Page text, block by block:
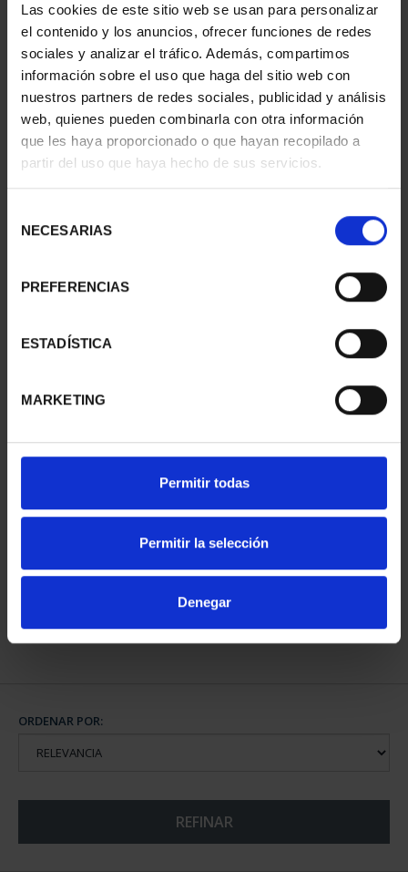
Las cookies de este sitio web se usan para personalizar
el contenido y los anuncios, ofrecer funciones de redes
sociales y analizar el tráfico. Además, compartimos
información sobre el uso que haga del sitio web con
nuestros partners de redes sociales, publicidad y análisis
web, quienes pueden combinarla con otra información
que les haya proporcionado o que hayan recopilado a
partir del uso que haya hecho de sus servicios.
NECESARIAS
PREFERENCIAS
ESTADÍSTICA
MARKETING
Permitir todas
Permitir la selección
Denegar
SUSCRIPCIÓN
CAPITALES DE
949,00 €
registrados
SUSCRIPCIÓN
CAPITALES DE
949,00 €
registrados
CAPITALES DE
COMPLET...
3.796,00 €
ORDENAR POR:
REFINAR